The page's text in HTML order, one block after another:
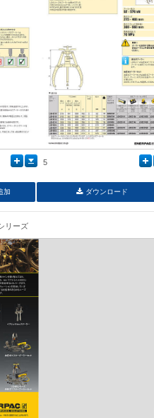
5
加 ダウンロード
リーズ